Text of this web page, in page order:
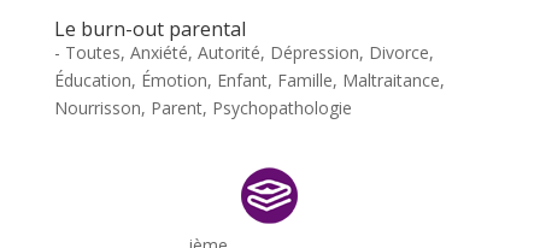
Le burn-out parental
- Toutes, Anxiété, Autorité, Dépression, Divorce,
Éducation, Émotion, Enfant, Famille, Maltraitance,
Nourrisson, Parent, Psychopathologie